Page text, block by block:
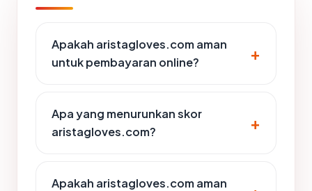
Apakah aristagloves.com aman
untuk pembayaran online?
Apa yang menurunkan skor
aristagloves.com?
Apakah aristagloves.com aman